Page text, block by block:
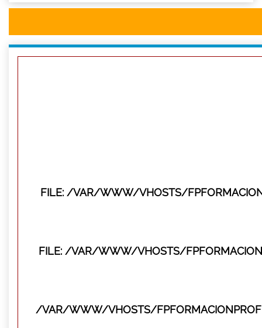
FILE: /VAR/WWW/VHOSTS/
FILE: /VAR/WWW/VHOSTS/
/VAR/WWW/VHOSTS/